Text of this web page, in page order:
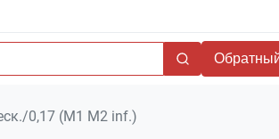
0,17 (М1 М2 inf.)